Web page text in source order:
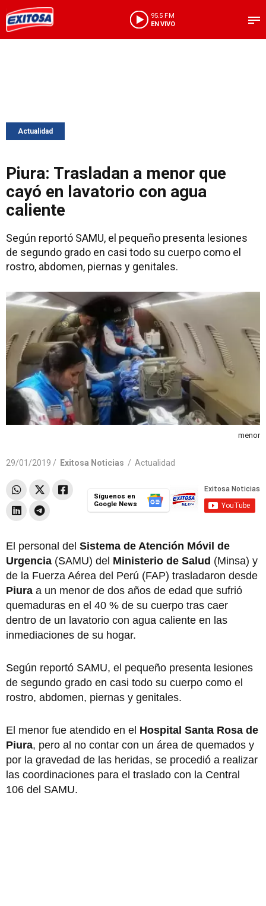
95.5 FM
EN VIVO
Actualidad
Piura: Trasladan a menor que
cayó en lavatorio con agua
caliente
Según reportó SAMU, el pequeño presenta lesiones
de segundo grado en casi todo su cuerpo como el
rostro, abdomen, piernas y genitales.
menor
29/01/2019 / Exitosa Noticias / Actualidad
Síguenos en
Google News
El personal del Sistema de Atención Móvil de
Urgencia (SAMU) del Ministerio de Salud (Minsa) y
de la Fuerza Aérea del Perú (FAP) trasladaron desde
Piura a un menor de dos años de edad que sufrió
quemaduras en el 40 % de su cuerpo tras caer
dentro de un lavatorio con agua caliente en las
inmediaciones de su hogar.
Según reportó SAMU, el pequeño presenta lesiones
de segundo grado en casi todo su cuerpo como el
rostro, abdomen, piernas y genitales.
El menor fue atendido en el Hospital Santa Rosa de
Piura, pero al no contar con un área de quemados y
por la gravedad de las heridas, se procedió a realizar
las coordinaciones para el traslado con la Central
106 del SAMU.